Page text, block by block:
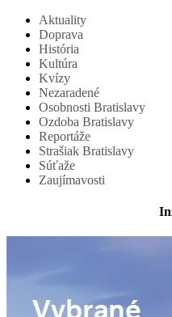
Aktuality
Doprava
História
Kultúra
Kvízy
Nezaradené
Osobnosti Bratislavy
Ozdoba Bratislavy
Reportáže
Strašiak Bratislavy
Súťaže
Zaujímavosti